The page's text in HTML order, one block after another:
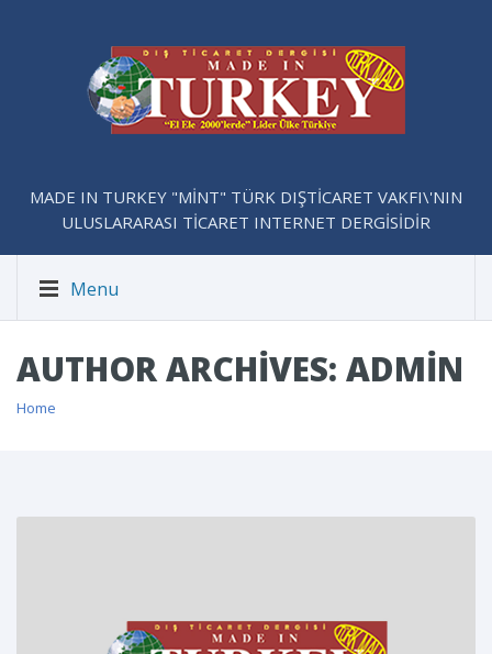
MADE IN TURKEY "MİNT" TÜRK DIŞTİCARET VAKFI\'NIN
ULUSLARARASI TİCARET INTERNET DERGİSİDİR
Menu
AUTHOR ARCHIVES: ADMIN
Home